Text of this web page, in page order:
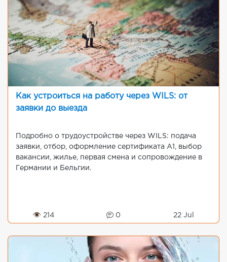
Как устроиться на работу через WILS: от
заявки до выезда
Подробно о трудоустройстве через WILS: подача
заявки, отбор, оформление сертификата A1, выбор
вакансии, жилье, первая смена и сопровождение в
Германии и Бельгии.
👁 214 0 22 Jul